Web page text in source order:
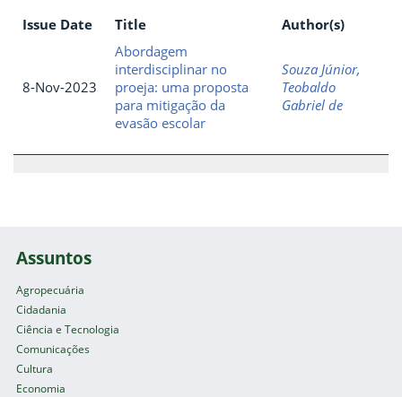
Issue Date Title Author(s)
8-Nov-2023
Abordagem
interdisciplinar no
proeja: uma proposta
para mitigação da
evasão escolar
Souza Júnior,
Teobaldo
Gabriel de
Assuntos
Agropecuária
Cidadania
Ciência e Tecnologia
Comunicações
Cultura
Economia